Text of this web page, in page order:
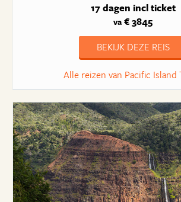
17 dagen incl ticket
va € 3845
BEKIJK DEZE REIS
Alle reizen van Pacific Island